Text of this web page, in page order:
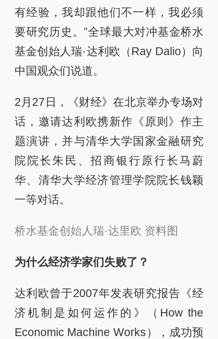
有经验，我却跟他们不一样，我必须
要研究历史。”全球最大对冲基金桥水
基金创始人瑞·达利欧（Ray Dalio）向
中国观众们说道。
2月27日，《财经》在北京举办专场对
话，邀请达利欧携新作《原则》作主
题演讲，并与清华大学国家金融研究
院院长朱民、招商银行原行长马蔚
华、清华大学经济管理学院院长钱颖
一等对话。
桥水基金创始人瑞·达里欧 资料图
为什么经济学家们失败了？
达利欧曾于2007年发表研究报告《经
济机制是如何运作的》（How the
Economic Machine Works），成功预